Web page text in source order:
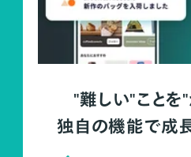
"難しい"ことを
独自の機能で成